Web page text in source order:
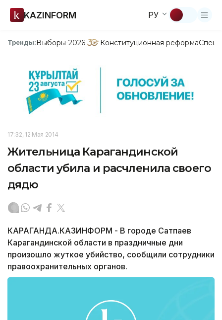
KAZINFORM РУ
Тренды:Выборы-2026 Конституционная реформа
17:32, 12 Мая 2014
Жительница Карагандинской
области убила и расчленила своего
дядю
КАРАГАНДА.КАЗИНФОРМ - В городе Сатпаев
Карагандинской области в праздничные дни
произошло жуткое убийство, сообщили сотрудники
правоохранительных органов.